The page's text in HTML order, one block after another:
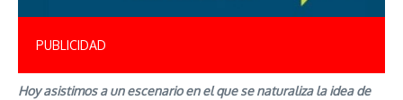
PUBLICIDAD
Hoy asistimos a un escenario en el que se naturaliza la idea de